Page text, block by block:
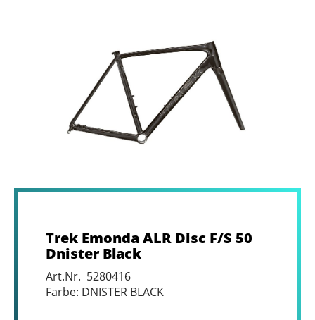
Trek Emonda ALR Disc F/S 50
Dnister Black
Art.Nr. 5280416
Farbe: DNISTER BLACK